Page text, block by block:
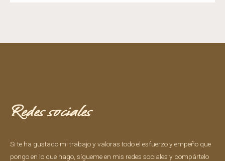
Redes sociales
Si te ha gustado mi trabajo y valoras todo el esfuerzo y empeño que
pongo en lo que hago, sígueme en mis redes sociales y compártelo